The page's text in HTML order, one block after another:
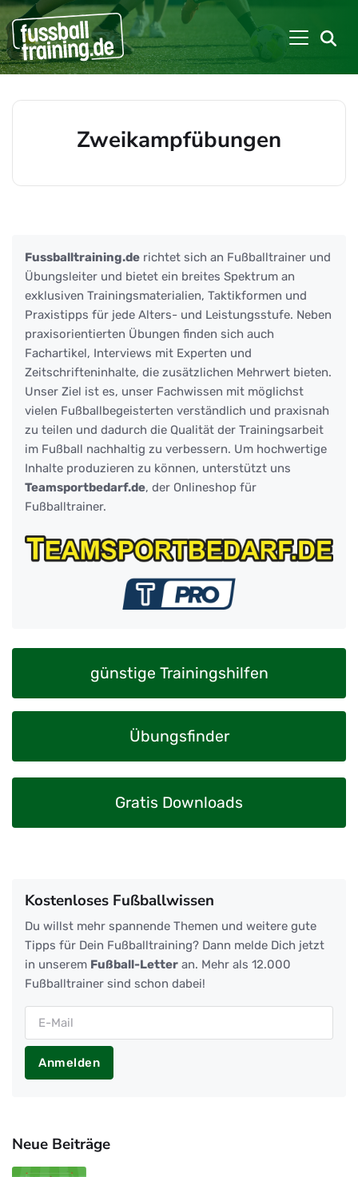
Zweikampfübungen
Fussballtraining.de richtet sich an Fußballtrainer und
Übungsleiter und bietet ein breites Spektrum an
exklusiven Trainingsmaterialien, Taktikformen und
Praxistipps für jede Alters- und Leistungsstufe. Neben
praxisorientierten Übungen finden sich auch
Fachartikel, Interviews mit Experten und
Zeitschrifteninhalte, die zusätzlichen Mehrwert bieten.
Unser Ziel ist es, unser Fachwissen mit möglichst
vielen Fußballbegeisterten verständlich und praxisnah
zu teilen und dadurch die Qualität der Trainingsarbeit
im Fußball nachhaltig zu verbessern. Um hochwertige
Inhalte produzieren zu können, unterstützt uns
Teamsportbedarf.de, der Onlineshop für
Fußballtrainer.
günstige Trainingshilfen
Übungsfinder
Gratis Downloads
Kostenloses Fußballwissen
Du willst mehr spannende Themen und weitere gute
Tipps für Dein Fußballtraining? Dann melde Dich jetzt
in unserem Fußball-Letter an. Mehr als 12.000
Fußballtrainer sind schon dabei!
Anmelden
Neue Beiträge